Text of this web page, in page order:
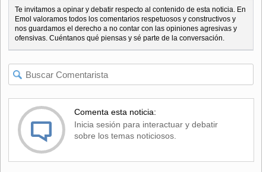
Te invitamos a opinar y debatir respecto al contenido de esta noticia. En
Emol valoramos todos los comentarios respetuosos y constructivos y
nos guardamos el derecho a no contar con las opiniones agresivas y
ofensivas. Cuéntanos qué piensas y sé parte de la conversación.
Comenta esta noticia:
Inicia sesión para interactuar y debatir
sobre los temas noticiosos.